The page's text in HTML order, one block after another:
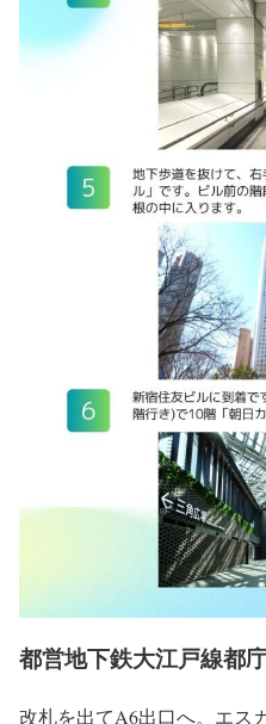
都営地下鉄大江戸線都
改札を出てA6出口へ。エス